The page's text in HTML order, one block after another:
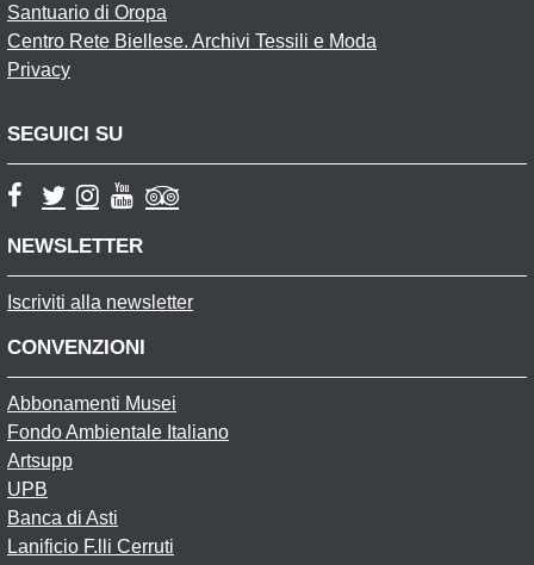
Santuario di Oropa
Centro Rete Biellese. Archivi Tessili e Moda
Privacy
SEGUICI SU
NEWSLETTER
Iscriviti alla newsletter
CONVENZIONI
Abbonamenti Musei
Fondo Ambientale Italiano
Artsupp
UPB
Banca di Asti
Lanificio F.lli Cerruti